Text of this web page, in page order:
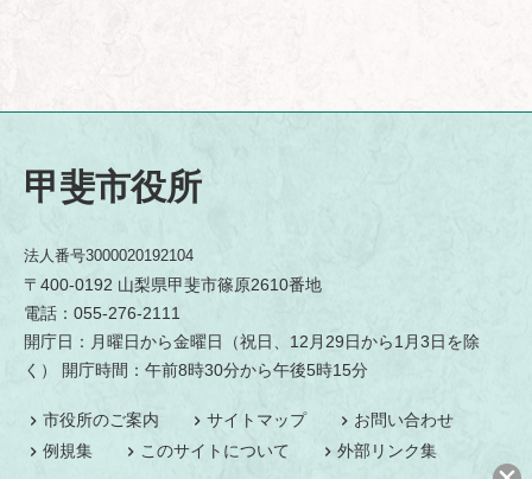
甲斐市役所
法人番号3000020192104
〒400-0192 山梨県甲斐市篠原2610番地
電話：055-276-2111
開庁日：月曜日から金曜日（祝日、12月29日から1月3日を除
く） 開庁時間：午前8時30分から午後5時15分
市役所のご案内 サイトマップ
お問い合わせ
例規集
このサイトについて 外部リンク集